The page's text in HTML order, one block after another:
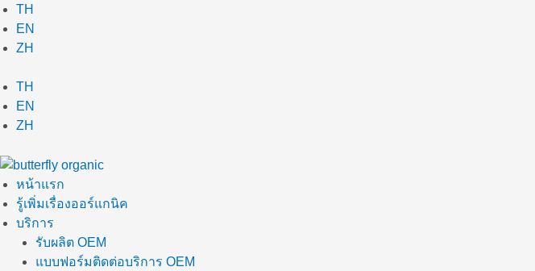
Skip
to
content
TH
EN
ZH
TH
EN
ZH
หน้าแรก
รู้เพิ่มเรื่องออร์แกนิค
บริการ
รับผลิต OEM
แบบฟอร์มติดต่อบริการ OEM